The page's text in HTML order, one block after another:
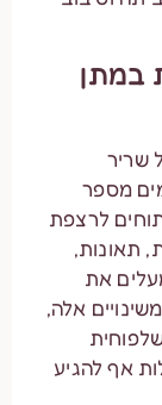
במתן
שריר
מספר
לרצפת
תאונות,
את
אלה,
אף להגיע